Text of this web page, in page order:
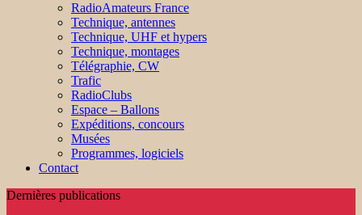
RadioAmateurs France
Technique, antennes
Technique, UHF et hypers
Technique, montages
Télégraphie, CW
Trafic
RadioClubs
Espace – Ballons
Expéditions, concours
Musées
Programmes, logiciels
Contact
Dernières publications